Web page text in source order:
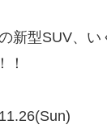
新型SUV、
！